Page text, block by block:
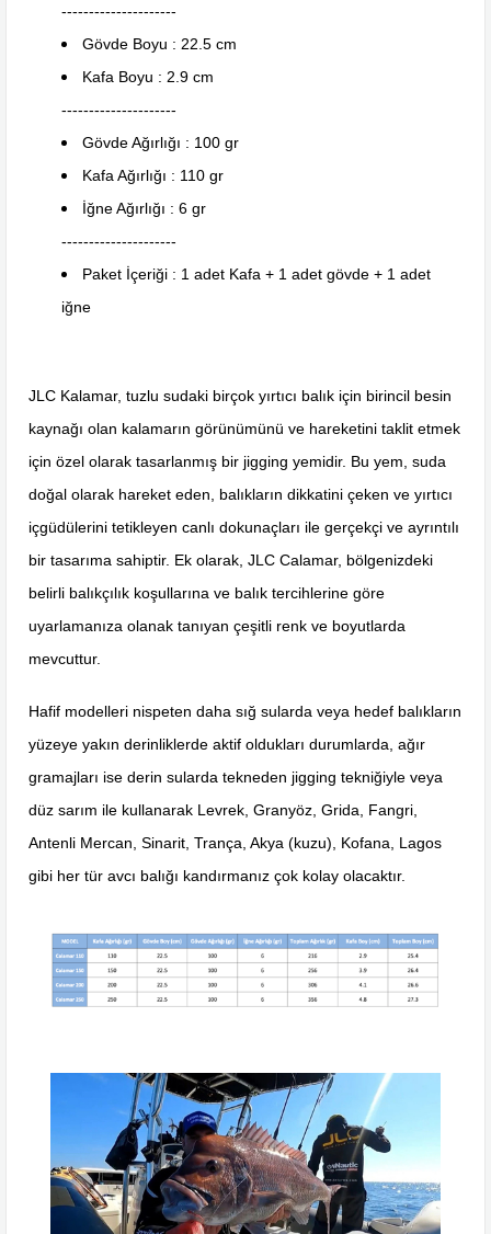
---------------------
Gövde Boyu : 22.5 cm
Kafa Boyu : 2.9 cm
---------------------
Gövde Ağırlığı : 100 gr
Kafa Ağırlığı : 110 gr
İğne Ağırlığı : 6 gr
---------------------
Paket İçeriği : 1 adet Kafa + 1 adet gövde + 1 adet
iğne
JLC Kalamar, tuzlu sudaki birçok yırtıcı balık için birincil besin
kaynağı olan kalamarın görünümünü ve hareketini taklit etmek
için özel olarak tasarlanmış bir jigging yemidir. Bu yem, suda
doğal olarak hareket eden, balıkların dikkatini çeken ve yırtıcı
içgüdülerini tetikleyen canlı dokunaçları ile gerçekçi ve ayrıntılı
bir tasarıma sahiptir. Ek olarak, JLC Calamar, bölgenizdeki
belirli balıkçılık koşullarına ve balık tercihlerine göre
uyarlamanıza olanak tanıyan çeşitli renk ve boyutlarda
mevcuttur.
Hafif modelleri nispeten daha sığ sularda veya hedef balıkların
yüzeye yakın derinliklerde aktif oldukları durumlarda, ağır
gramajları ise derin sularda tekneden jigging tekniğiyle veya
düz sarım ile kullanarak Levrek, Granyöz, Grida, Fangri,
Antenli Mercan, Sinarit, Trança, Akya (kuzu), Kofana, Lagos
gibi her tür avcı balığı kandırmanız çok kolay olacaktır.